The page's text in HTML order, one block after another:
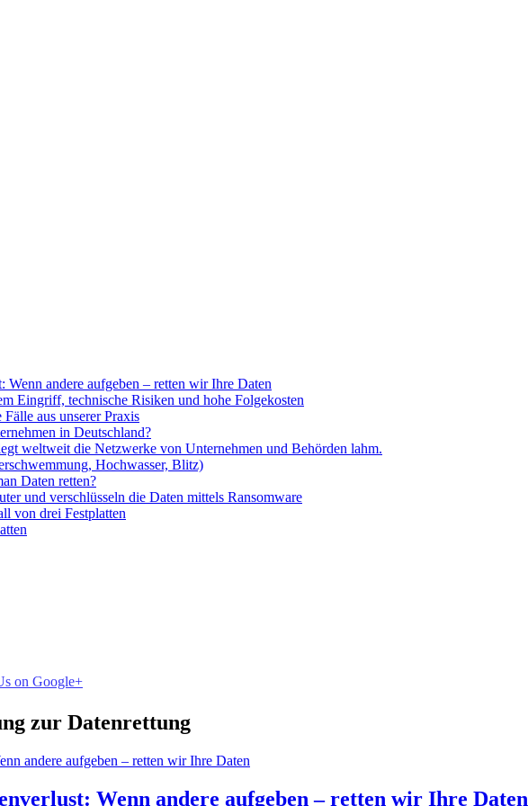
andere aufgeben – retten wir Ihre Daten
Eingriff, technische Risiken und hohe Folgekosten
aus unserer Praxis
in Deutschland?
weltweit die Netzwerke von Unternehmen und Behörden lahm.
Hochwasser, Blitz)
Daten retten?
und verschlüsseln die Daten mittels Ransomware
von drei Festplatten
zur Datenrettung
Wenn andere aufgeben – retten wir Ihre Daten